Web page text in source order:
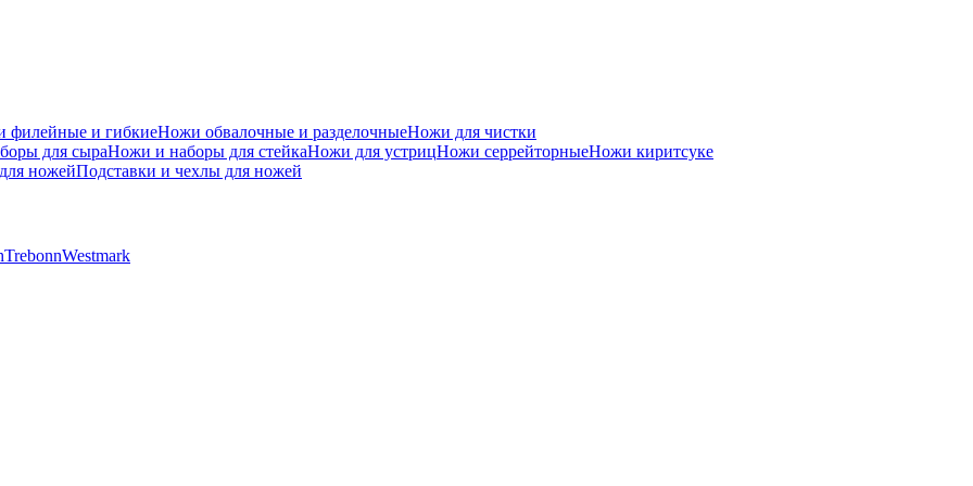
филейные и гибкиеНожи обвалочные и разделочныеНожи для чистки
для сыраНожи и наборы для стейкаНожи для устрицНожи серрейторныеНожи киритсуке
ножейПодставки и чехлы для ножей
TrebonnWestmark